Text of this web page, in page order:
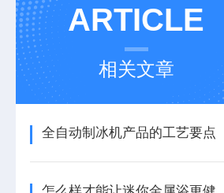
ARTICLE
相关文章
全自动制冰机产品的工艺要点